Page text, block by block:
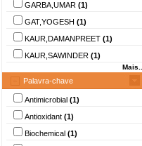
GARBA,UMAR (1)
GAT,YOGESH (1)
KAUR,DAMANPREET (1)
KAUR,SAWINDER (1)
Mais...
Palavra-chave
Antimicrobial (1)
Antioxidant (1)
Biochemical (1)